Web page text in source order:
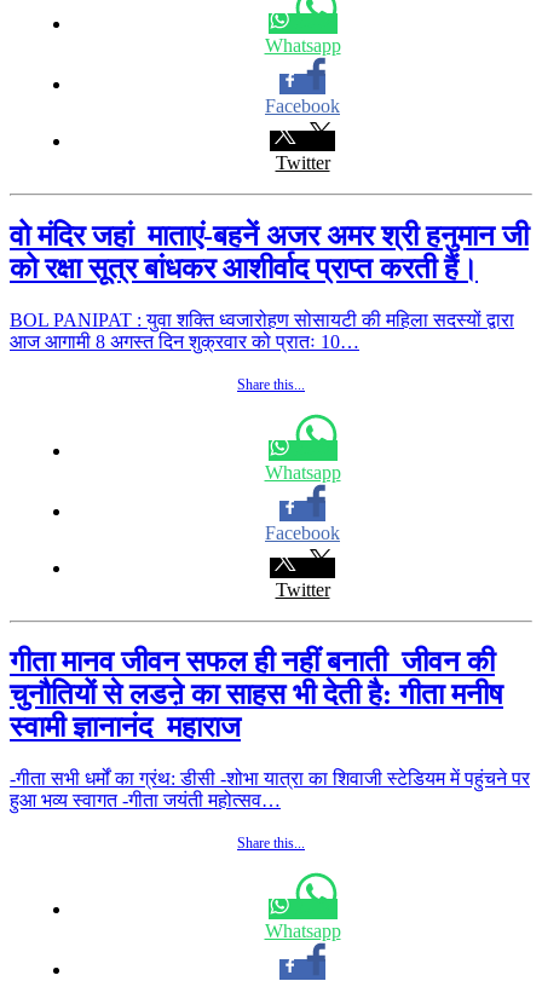
Whatsapp
Facebook
Twitter
वो मंदिर जहां माताएं-बहनें अजर अमर श्री हनुमान जी
को रक्षा सूत्र बांधकर आशीर्वाद प्राप्त करती हैं।
BOL PANIPAT : युवा शक्ति ध्वजारोहण सोसायटी की महिला सदस्यों द्वारा
आज आगामी 8 अगस्त दिन शुक्रवार को प्रातः 10…
Share this...
Whatsapp
Facebook
Twitter
गीता मानव जीवन सफल ही नहीं बनाती जीवन की
चुनौतियों से लडऩे का साहस भी देती है: गीता मनीष
स्वामी ज्ञानानंद महाराज
-गीता सभी धर्मों का ग्रंथ: डीसी -शोभा यात्रा का शिवाजी स्टेडियम में पहुंचने पर
हुआ भव्य स्वागत -गीता जयंती महोत्सव…
Share this...
Whatsapp